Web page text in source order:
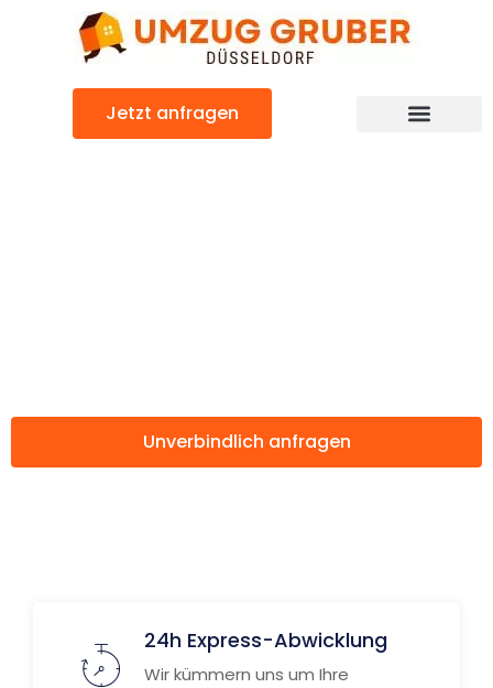
Jetzt anfragen
Unverbindlich anfragen
24h Express-Abwicklung
Wir kümmern uns um Ihre